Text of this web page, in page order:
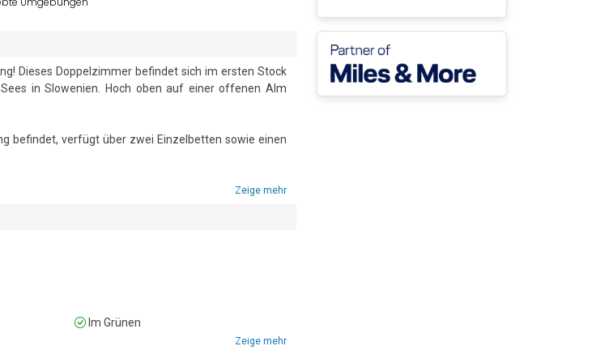
Dieses Doppelzimmer befindet sich im ersten Stock
in Slowenien. Hoch oben auf einer offenen Alm
befindet, verfügt über zwei Einzelbetten sowie einen
Der üppig bewachsene Garten umfasst einen
2 Autos – Auto erforderlich • Check-in von 16:00 bis
Zeige mehr
Im Grünen
Zeige mehr